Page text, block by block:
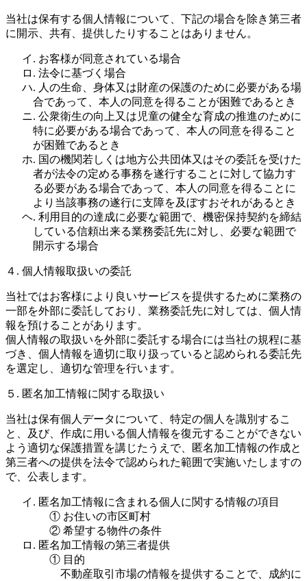
当社は保有する個人情報について、下記の場合を除き第三者
に開示、共有、提供したりすることはありません。
イ. お客様が同意されている場合
ロ. 法令に基づく場合
ハ. 人の生命、身体又は財産の保護のために必要がある場
合であって、本人の同意を得ることが困難であるとき
ニ. 公衆衛生の向上又は児童の健全な育成の推進のために
特に必要がある場合であって、本人の同意を得ること
が困難であるとき
ホ. 国の機関若しくは地方公共団体又はその委託を受けた
者が法令の定める事務を遂行することに対して協力す
る必要がある場合であって、本人の同意を得ることに
より当該事務の遂行に支障を及ぼすおそれがあるとき
ヘ. 利用目的の達成に必要な範囲で、機密保持契約を締結
している信頼出来る業務委託先に対し、必要な範囲で
開示する場合
４. 個人情報取扱いの委託
当社ではお客様により良いサービスを提供するために業務の
一部を外部に委託しており、業務委託先に対しては、個人情
報を預けることがあります。
個人情報の取扱いを外部に委託する場合には当社の規程に基
づき、個人情報を適切に取り扱っていると認められる委託先
を選定し、適切な管理を行います。
５. 匿名加工情報に関する取扱い
当社は保有個人データについて、特定の個人を識別するこ
と、及び、作成に用いる個人情報を復元することができない
よう適切な保護措置を講じたうえで、匿名加工情報の作成と
第三者への提供を法令で認められた範囲で実施いたしますの
で、公表します。
イ. 匿名加工情報に含まれる個人に関する情報の項目
① お住いの市区町村
② 希望する物件の条件
ロ. 匿名加工情報の第三者提供
① 目的
不動産取引市場の情報を提供することで、成約に